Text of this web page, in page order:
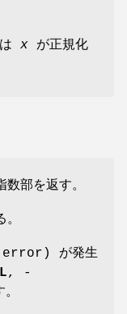
x が正規化
数部を返す。
error) が発生
, -